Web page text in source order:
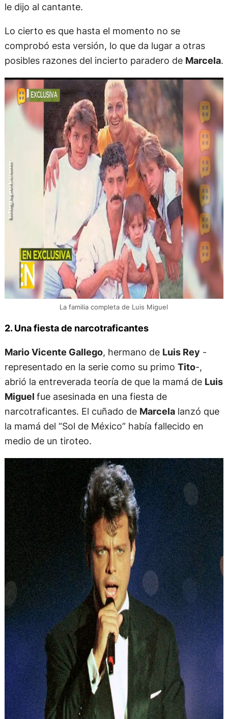
le dijo al cantante.
Lo cierto es que hasta el momento no se
comprobó esta versión, lo que da lugar a otras
posibles razones del incierto paradero de Marcela.
La familia completa de Luis Miguel
2. Una fiesta de narcotraficantes
Mario Vicente Gallego, hermano de Luis Rey -
representado en la serie como su primo Tito-,
abrió la entreverada teoría de que la mamá de Luis
Miguel fue asesinada en una fiesta de
narcotraficantes. El cuñado de Marcelalanzó que
la mamá del “Sol de México” había fallecido en
medio de un tiroteo.